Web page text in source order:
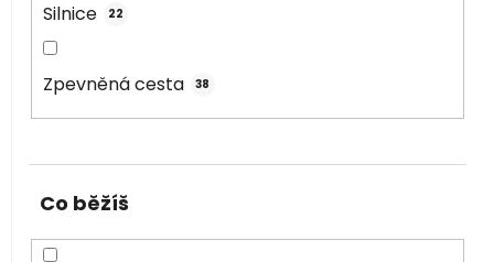
Silnice 22
Zpevněná cesta 38
Co běžíš